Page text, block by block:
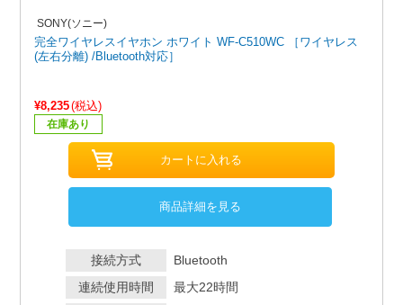
SONY(ソニー)
完全ワイヤレスイヤホン ホワイト WF-C510WC ［ワイヤレス
(左右分離) /Bluetooth対応］
¥8,235(税込)
在庫あり
商品詳細を見る
接続方式
Bluetooth
連続使用時間
最大22時間